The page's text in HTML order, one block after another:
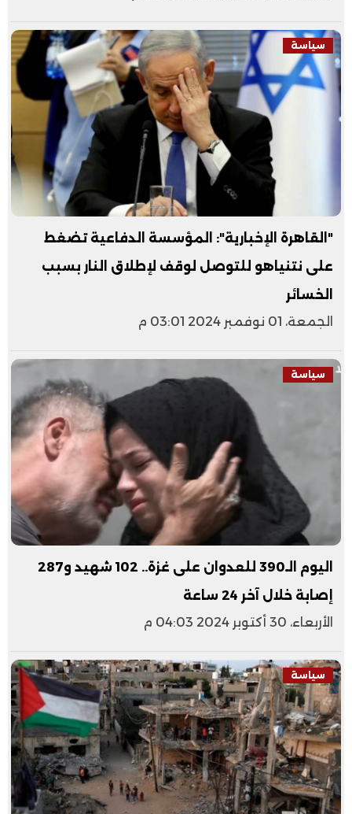
سياسة
"القاهرة الإخبارية": المؤسسة الدفاعية تضغط
على نتنياهو للتوصل لوقف لإطلاق النار بسبب
الخسائر
الجمعة، 01 نوفمبر 2024 03:01 م
سياسة
اليوم الـ390 للعدوان على غزة.. 102 شهيد و287
إصابة خلال آخر 24 ساعة
الأربعاء، 30 أكتوبر 2024 04:03 م
سياسة